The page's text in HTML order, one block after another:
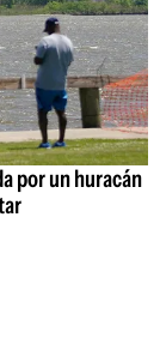
por un huracán